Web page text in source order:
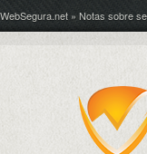
WebSegura.net » Notas sobre